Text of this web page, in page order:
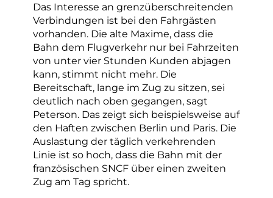
Das Interesse an grenzüberschreitenden
Verbindungen ist bei den Fahrgästen
vorhanden. Die alte Maxime, dass die
Bahn dem Flugverkehr nur bei Fahrzeiten
von unter vier Stunden Kunden abjagen
kann, stimmt nicht mehr. Die
Bereitschaft, lange im Zug zu sitzen, sei
deutlich nach oben gegangen, sagt
Peterson. Das zeigt sich beispielsweise auf
den Haften zwischen Berlin und Paris. Die
Auslastung der täglich verkehrenden
Linie ist so hoch, dass die Bahn mit der
französischen SNCF über einen zweiten
Zug am Tag spricht.